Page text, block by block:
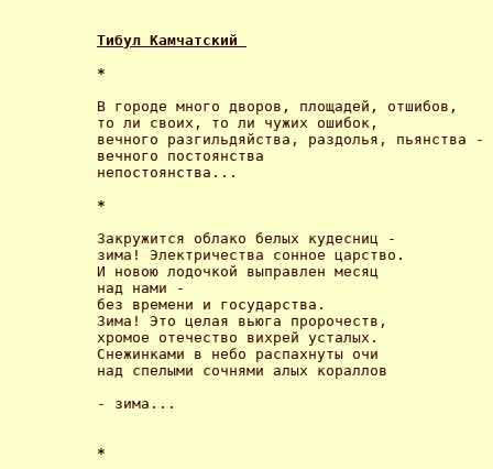
Тибул Камчатский
*
В городе много дворов, площадей, отшибов,
то ли своих, то ли чужих ошибок,
вечного разгильдяйства, раздолья, пьянства -
вечного постоянства
непостоянства...
*
Закружится облако белых кудесниц -
зима! Электричества сонное царство.
И новою лодочкой выправлен месяц
над нами -
без времени и государства.
Зима! Это целая вьюга пророчеств,
хромое отечество вихрей усталых.
Снежинками в небо распахнуты очи
над спелыми сочнями алых кораллов
- зима...
*